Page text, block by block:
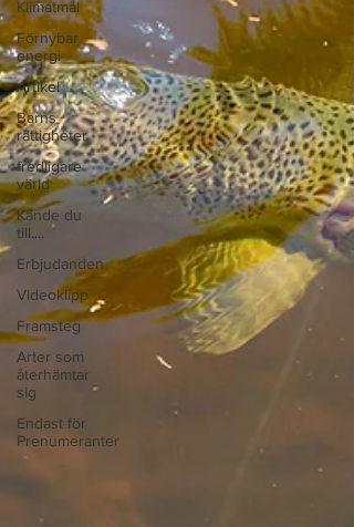
Klimatmål
Förnybar
energi
Artikel
Barns
rättigheter
fredligare
värld
Kände du
till....
Erbjudanden
Videoklipp
Framsteg
Arter som
återhämtar
sig
Endast för
Prenumeranter